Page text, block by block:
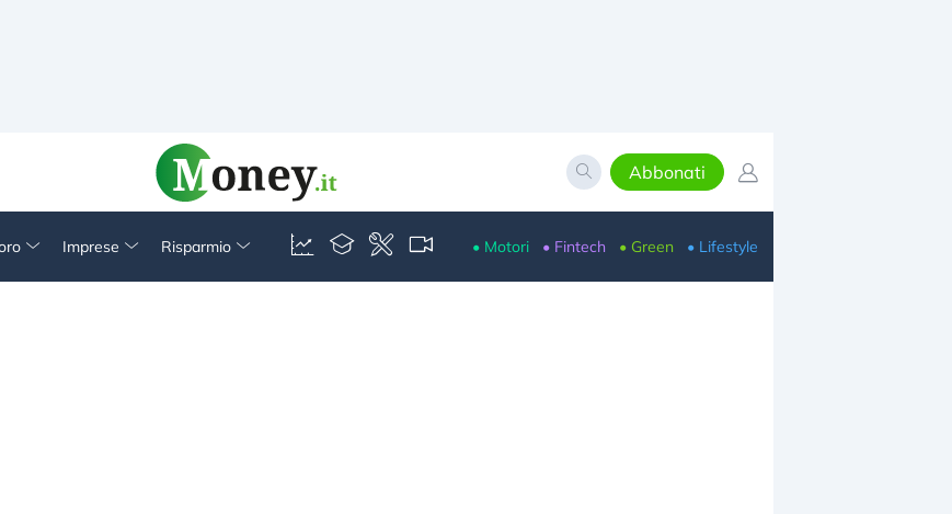
Abbonati
Imprese Risparmio • Motori • Fintech • Green • Lifestyle